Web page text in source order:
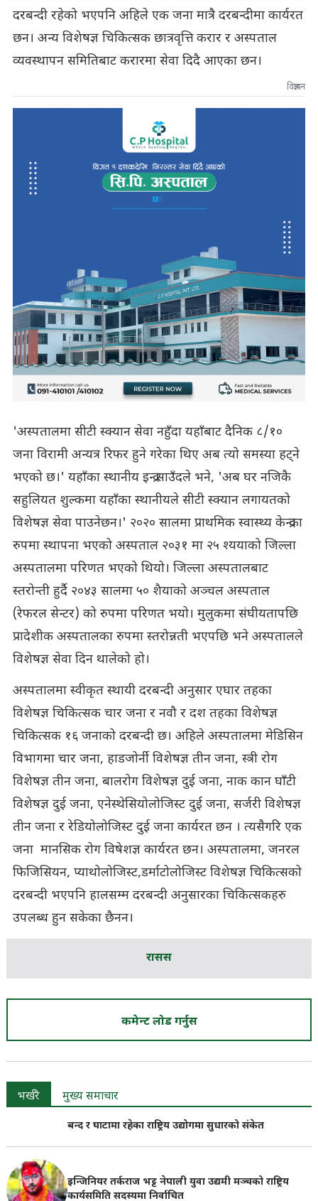
दरबन्दी रहेको भएपनि अहिले एक जना मात्रै दरबन्दीमा कार्यरत
छन। अन्य विशेषज्ञ चिकित्सक छात्रवृत्ति करार र अस्पताल
व्यवस्थापन समितिबाट करारमा सेवा दिदै आएका छन।
विज्ञापन
'अस्पतालमा सीटी स्क्यान सेवा नहुँदा यहाँबाट दैनिक ८/१०
जना विरामी अन्यत्र रिफर हुने गरेका थिए अब त्यो समस्या हट्ने
भएको छ।' यहाँका स्थानीय इन्द्र साउँदले भने, 'अब घर नजिकै
सहुलियत शुल्कमा यहाँका स्थानीयले सीटी स्क्यान लगायतको
विशेषज्ञ सेवा पाउनेछन।' २०२० सालमा प्राथमिक स्वास्थ्य केन्द्रका
रुपमा स्थापना भएको अस्पताल २०३१ मा २५ श्ययाको जिल्ला
अस्पतालमा परिणत भएको थियो। जिल्ला अस्पतालबाट
स्तरोन्ती हुर्दै २०४३ सालमा ५० शैयाको अञ्चल अस्पताल
(रेफरल सेन्टर) को रुपमा परिणत भयो। मुलुकमा संघीयतापछि
प्रादेशीक अस्पतालका रुपमा स्तरोन्नती भएपछि भने अस्पतालले
विशेषज्ञ सेवा दिन थालेको हो।
अस्पतालमा स्वीकृत स्थायी दरबन्दी अनुसार एघार तहका
विशेषज्ञ चिकित्सक चार जना र नवौ र दश तहका विशेषज्ञ
चिकित्सक १६ जनाको दरबन्दी छ। अहिले अस्पतालमा मेडिसिन
विभागमा चार जना, हाडजोर्नी विशेषज्ञ तीन जना, स्त्री रोग
विशेषज्ञ तीन जना, बालरोग विशेषज्ञ दुई जना, नाक कान घाँटी
विशेषज्ञ दुई जना, एनेस्थेसियोलोजिस्ट दुई जना, सर्जरी विशेषज्ञ
तीन जना र रेडियोलोजिस्ट दुई जना कार्यरत छन । त्यसैगरि एक
जना मानसिक रोग विषेशज्ञ कार्यरत छन। अस्पतालमा, जनरल
फिजिसियन, प्याथोलोजिस्ट,डर्माटोलोजिस्ट विशेषज्ञ चिकित्सको
दरबन्दी भएपनि हालसम्म दरबन्दी अनुसारका चिकित्सकहरु
उपलब्ध हुन सकेका छैनन।
रासस
कमेन्ट लोड गर्नुस
भर्खरै मुख्य समाचार
बन्द र घाटामा रहेका राष्ट्रिय उद्योगमा सुधारको संकेत
इन्जिनियर तर्कराज भट्ट नेपाली युवा उद्यमी मञ्चको राष्ट्रिय
कार्यसमिति सदस्यमा निर्वाचित